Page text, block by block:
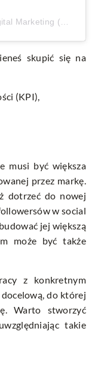
skupić się na
(KPI),
musi być większa
przez markę.
dotrzeć do nowej
w social
jej większą
może być także
z konkretnym
do której
Warto stworzyć
takie